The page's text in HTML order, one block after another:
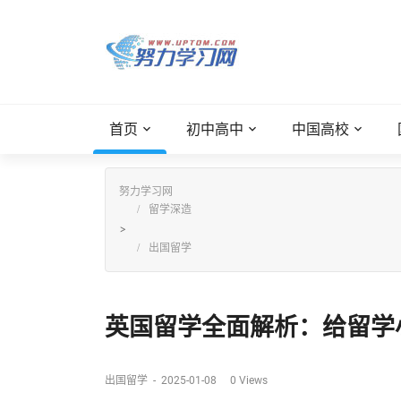
首页 初中高中 中国高校
努力学习网
留学深造
>
出国留学
英国留学全面解析：给留
出国留学 - 2025-01-08 0 Views